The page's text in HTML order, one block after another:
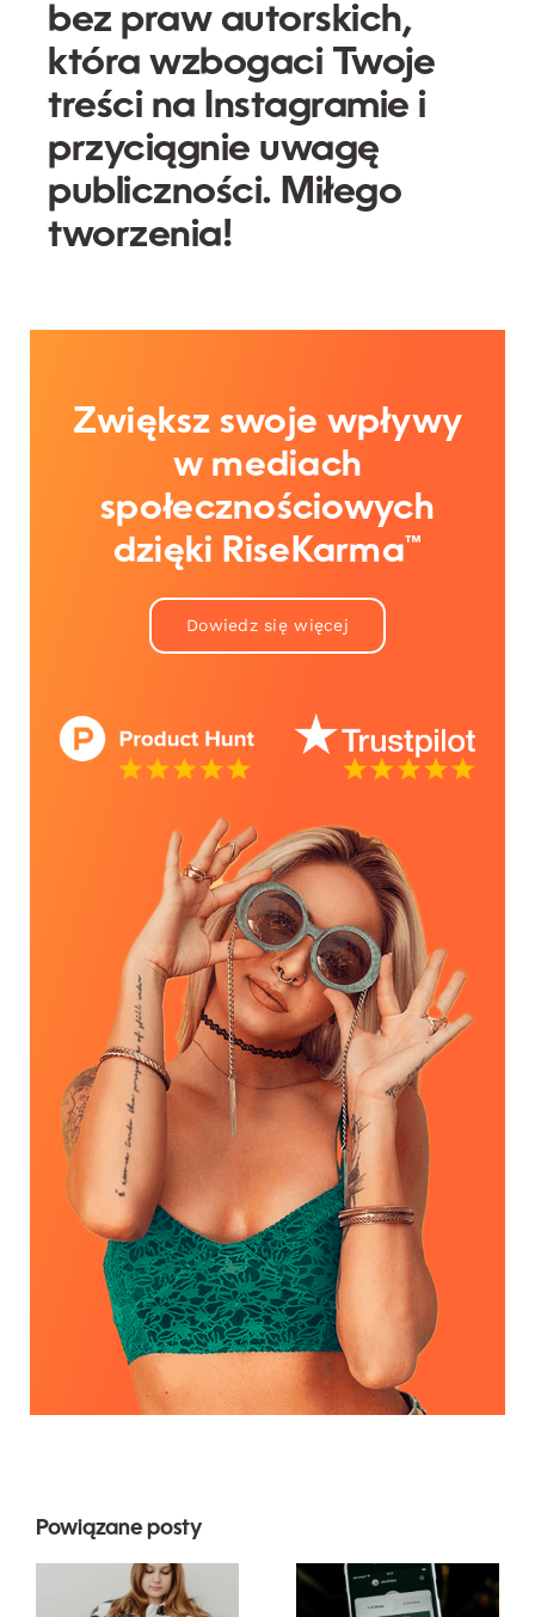
bez praw autorskich,
która wzbogaci Twoje
treści na Instagramie i
przyciągnie uwagę
publiczności. Miłego
tworzenia!
Zwiększ swoje wpływy
w mediach
społecznościowych
dzięki RiseKarma™
Dowiedz się więcej
Powiązane posty
Innowacyjne
strategie
Najlepsze
praktyki